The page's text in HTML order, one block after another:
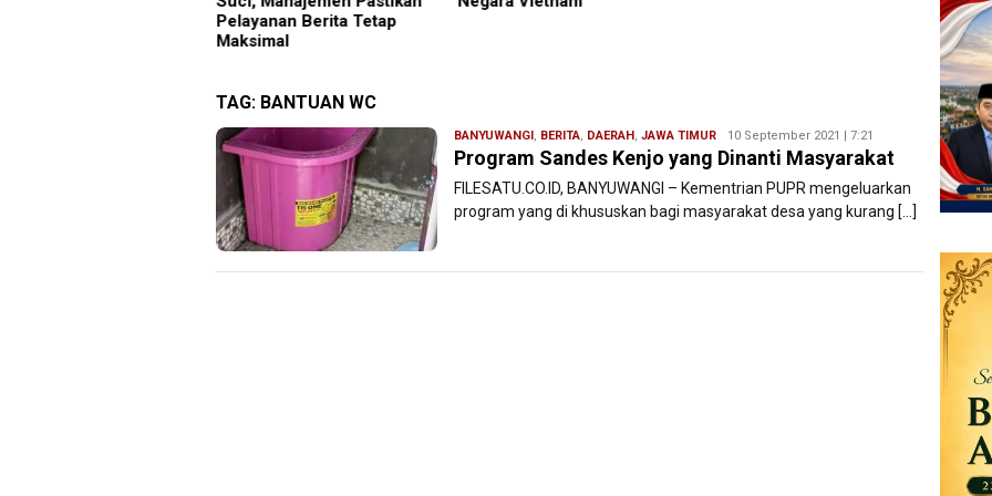
TAG: BANTUAN WC
BANYUWANGI , BERITA, DAERAH , JAWA TIMUR Redaksi
Filesatu
10 September 2021 | 7:21
Program Sandes Kenjo yang Dinanti Masyarakat
FILESATU.CO.ID, BANYUWANGI – Kementrian PUPR mengeluarkan
program yang di khususkan bagi masyarakat desa yang kurang […]